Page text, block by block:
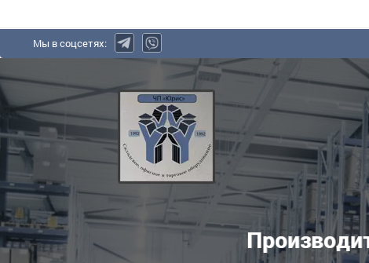
Мы в соцсетях:
Юрис,
ЧП
-
производитель
полочных
металлических
стеллажей